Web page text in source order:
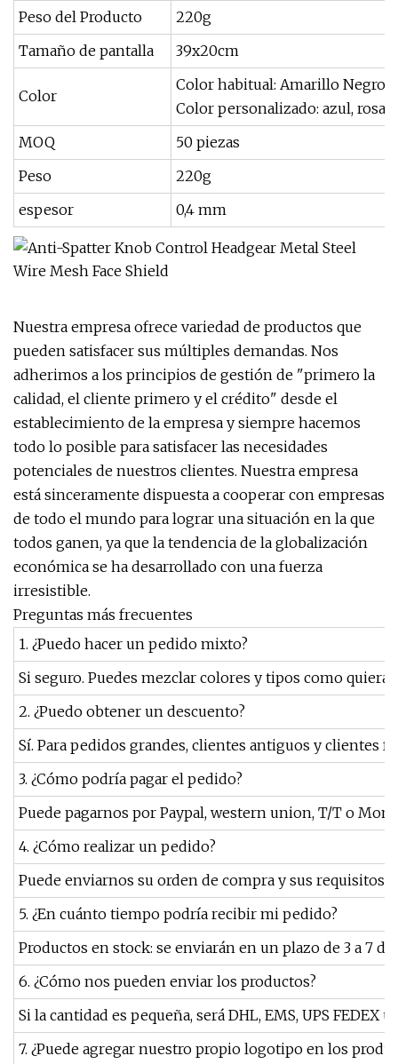
Peso del Producto
220g
Tamaño de pantalla
39x20cm
Color
Color habitual: Amarillo Negro
Color personalizado: azul, rosa,
MOQ
50 piezas
Peso
220g
espesor
0,4 mm
Nuestra empresa ofrece variedad de productos que
pueden satisfacer sus múltiples demandas. Nos
adherimos a los principios de gestión de "primero la
calidad, el cliente primero y el crédito" desde el
establecimiento de la empresa y siempre hacemos
todo lo posible para satisfacer las necesidades
potenciales de nuestros clientes. Nuestra empresa
está sinceramente dispuesta a cooperar con empresas
de todo el mundo para lograr una situación en la que
todos ganen, ya que la tendencia de la globalización
económica se ha desarrollado con una fuerza
irresistible.
Preguntas más frecuentes
1. ¿Puedo hacer un pedido mixto?
Si seguro. Puedes mezclar colores y tipos como
2. ¿Puedo obtener un descuento?
Sí. Para pedidos grandes, clientes antiguos y clientes
3. ¿Cómo podría pagar el pedido?
Puede pagarnos por Paypal, western union, T/T o
4. ¿Cómo realizar un pedido?
Puede enviarnos su orden de compra y sus requisitos
5. ¿En cuánto tiempo podría recibir mi pedido?
Productos en stock: se enviarán en un plazo de 3 a 7
6. ¿Cómo nos pueden enviar los productos?
Si la cantidad es pequeña, será DHL, EMS, UPS
7. ¿Puede agregar nuestro propio logotipo en los